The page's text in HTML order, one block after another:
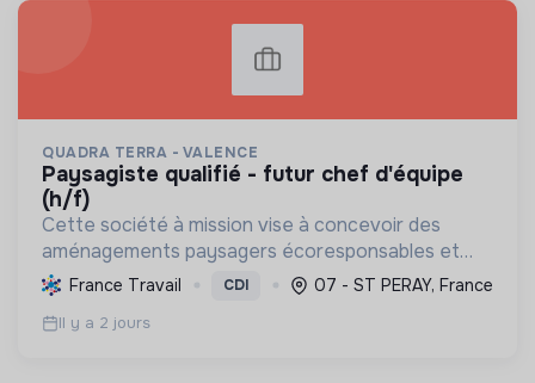
QUADRA TERRA - VALENCE
paysagiste qualifié - futur chef d'équipe
(h/f)
Cette société à mission vise à concevoir des
aménagements paysagers écoresponsables et
nourriciers, favorisant la biodiversité et une
gestion durable des ressources locales.
France Travail CDI 07 - ST PERAY, France
Il y a 2 jours